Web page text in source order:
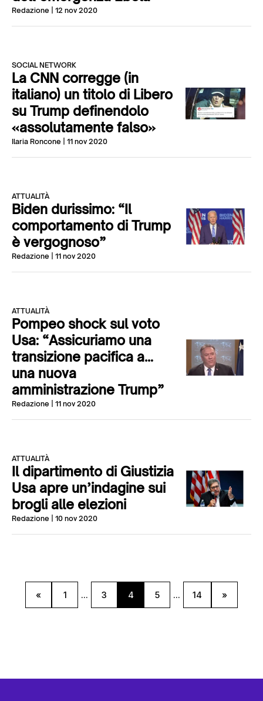
Redazione | 12 nov 2020
SOCIAL NETWORK
La CNN corregge (in
italiano) un titolo di Libero
su Trump definendolo
«assolutamente falso»
Ilaria Roncone | 11 nov 2020
ATTUALITÀ
Biden durissimo: “Il
comportamento di Trump
è vergognoso”
Redazione | 11 nov 2020
ATTUALITÀ
Pompeo shock sul voto
Usa: “Assicuriamo una
transizione pacifica a…
una nuova
amministrazione Trump”
Redazione | 11 nov 2020
ATTUALITÀ
Il dipartimento di Giustizia
Usa apre un’indagine sui
brogli alle elezioni
Redazione | 10 nov 2020
« 1 ... 3 4 5 ... 14 »